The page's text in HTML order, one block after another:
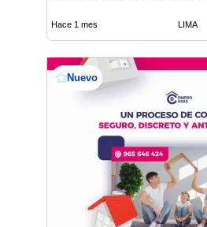
Hace 1 mes LIMA
Nuevo